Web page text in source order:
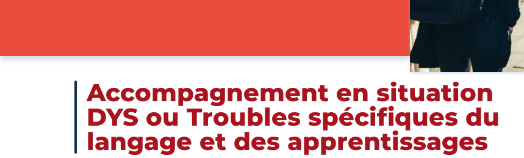
Accompagnement en situation
DYS ou Troubles spécifiques du
langage et des apprentissages